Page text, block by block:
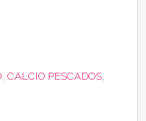
, CALCIO PESCADOS,